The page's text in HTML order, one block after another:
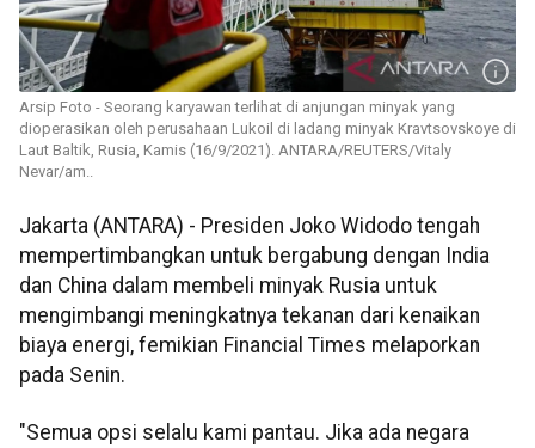
Arsip Foto - Seorang karyawan terlihat di anjungan minyak yang
dioperasikan oleh perusahaan Lukoil di ladang minyak Kravtsovskoye di
Laut Baltik, Rusia, Kamis (16/9/2021). ANTARA/REUTERS/Vitaly
Nevar/am..
Jakarta (ANTARA) - Presiden Joko Widodo tengah
mempertimbangkan untuk bergabung dengan India
dan China dalam membeli minyak Rusia untuk
mengimbangi meningkatnya tekanan dari kenaikan
biaya energi, femikian Financial Times melaporkan
pada Senin.
"Semua opsi selalu kami pantau. Jika ada negara